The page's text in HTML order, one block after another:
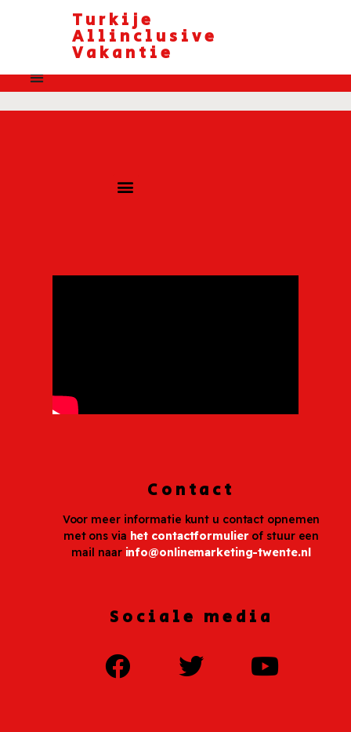
Turkije
Allinclusive
Vakantie
Contact
Voor meer informatie kunt u contact opnemen
met ons via het contactformulierof stuur een
mail naar info@onlinemarketing-twente.nl
Sociale media